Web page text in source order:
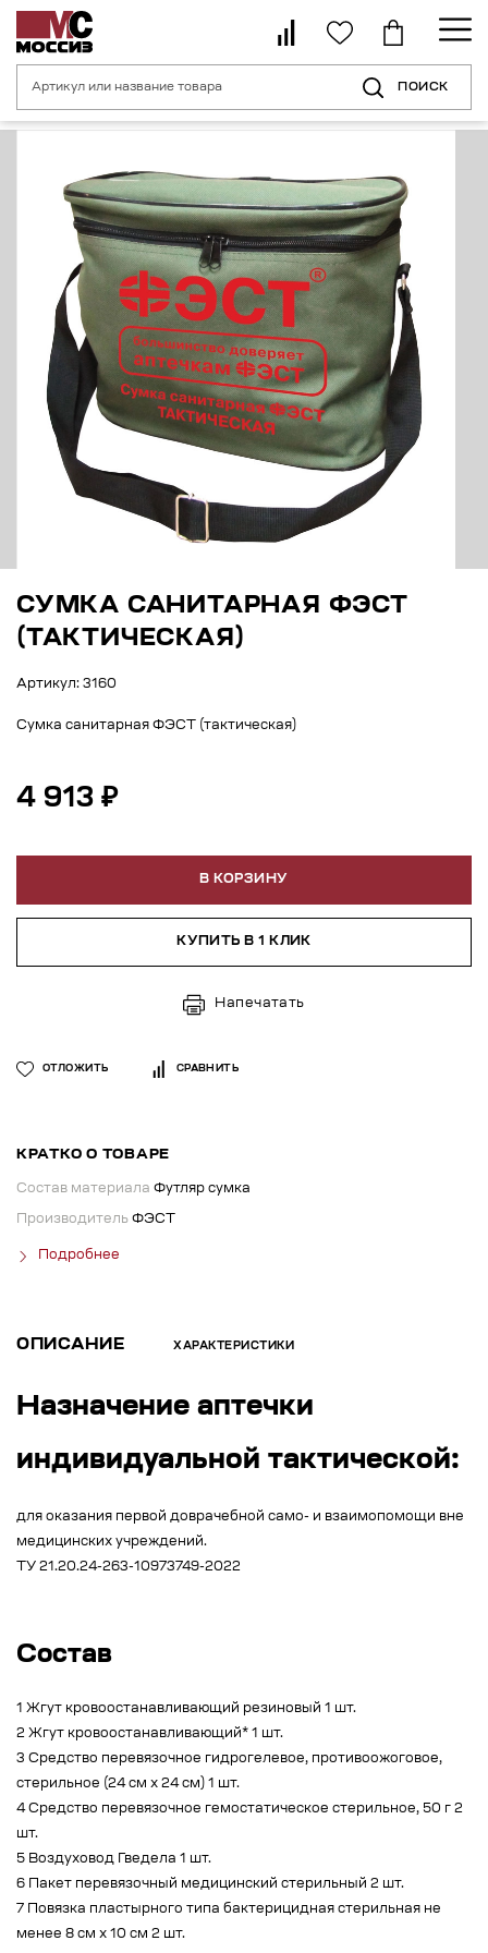
ПОИСК
Главная страница Средства индивидуальной безопасности
СУМКА САНИТАРНАЯ ФЭСТ
(ТАКТИЧЕСКАЯ)
Артикул: 3160
Сумка санитарная ФЭСТ (тактическая)
4 913 ₽
В КОРЗИНУ
КУПИТЬ В 1 КЛИК
Напечатать
ОТЛОЖИТЬ СРАВНИТЬ
КРАТКО О ТОВАРЕ
Состав материала Футляр сумка
Производитель ФЭСТ
Подробнее
ОПИСАНИЕ ХАРАКТЕРИСТИКИ
Назначение аптечки
индивидуальной тактической:
для оказания первой доврачебной само- и взаимопомощи вне
медицинских учреждений.
ТУ 21.20.24-263-10973749-2022
Состав
1 Жгут кровоостанавливающий резиновый 1 шт.
2 Жгут кровоостанавливающий* 1 шт.
3 Средство перевязочное гидрогелевое, противоожоговое,
стерильное (24 см х 24 см) 1 шт.
4 Средство перевязочное гемостатическое стерильное, 50 г 2
шт.
5 Воздуховод Гведела 1 шт.
6 Пакет перевязочный медицинский стерильный 2 шт.
7 Повязка пластырного типа бактерицидная стерильная не
менее 8 см х 10 см 2 шт.